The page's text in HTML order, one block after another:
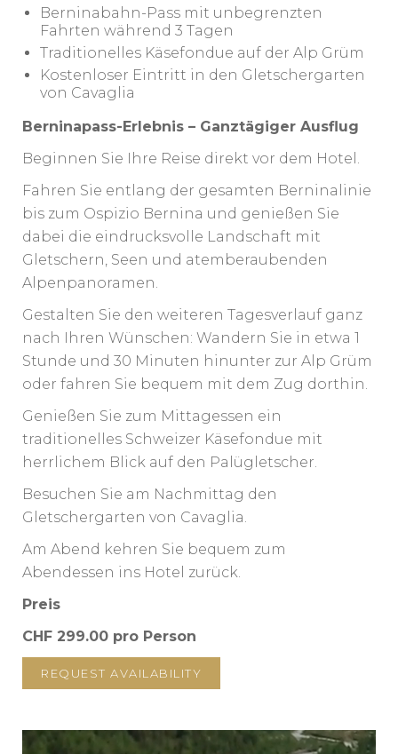
Berninabahn-Pass mit unbegrenzten
Fahrten während 3 Tagen
Traditionelles Käsefondue auf der Alp Grüm
Kostenloser Eintritt in den Gletschergarten
von Cavaglia
Berninapass-Erlebnis – Ganztägiger Ausflug
Beginnen Sie Ihre Reise direkt vor dem Hotel.
Fahren Sie entlang der gesamten Berninalinie
bis zum Ospizio Bernina und genießen Sie
dabei die eindrucksvolle Landschaft mit
Gletschern, Seen und atemberaubenden
Alpenpanoramen.
Gestalten Sie den weiteren Tagesverlauf ganz
nach Ihren Wünschen: Wandern Sie in etwa 1
Stunde und 30 Minuten hinunter zur Alp Grüm
oder fahren Sie bequem mit dem Zug dorthin.
Genießen Sie zum Mittagessen ein
traditionelles Schweizer Käsefondue mit
herrlichem Blick auf den Palügletscher.
Besuchen Sie am Nachmittag den
Gletschergarten von Cavaglia.
Am Abend kehren Sie bequem zum
Abendessen ins Hotel zurück.
Preis
CHF 299.00 pro Person
REQUEST AVAILABILITY